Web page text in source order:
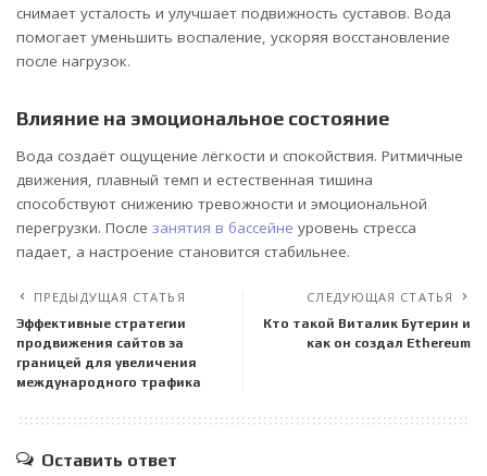
снимает усталость и улучшает подвижность суставов. Вода
помогает уменьшить воспаление, ускоряя восстановление
после нагрузок.
Влияние на эмоциональное состояние
Вода создаёт ощущение лёгкости и спокойствия. Ритмичные
движения, плавный темп и естественная тишина
способствуют снижению тревожности и эмоциональной
перегрузки. После занятия в бассейне уровень стресса
падает, а настроение становится стабильнее.
ПРЕДЫДУЩАЯ СТАТЬЯ
Эффективные стратегии
продвижения сайтов за
границей для увеличения
международного трафика
СЛЕДУЮЩАЯ СТАТЬЯ
Кто такой Виталик Бутерин и
как он создал Ethereum
Оставить ответ